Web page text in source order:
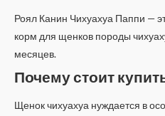
Роял Канин Чихуахуа Паппи —
корм для щенков породы
месяцев.
Почему стоит
Щенок чихуахуа нуждается в